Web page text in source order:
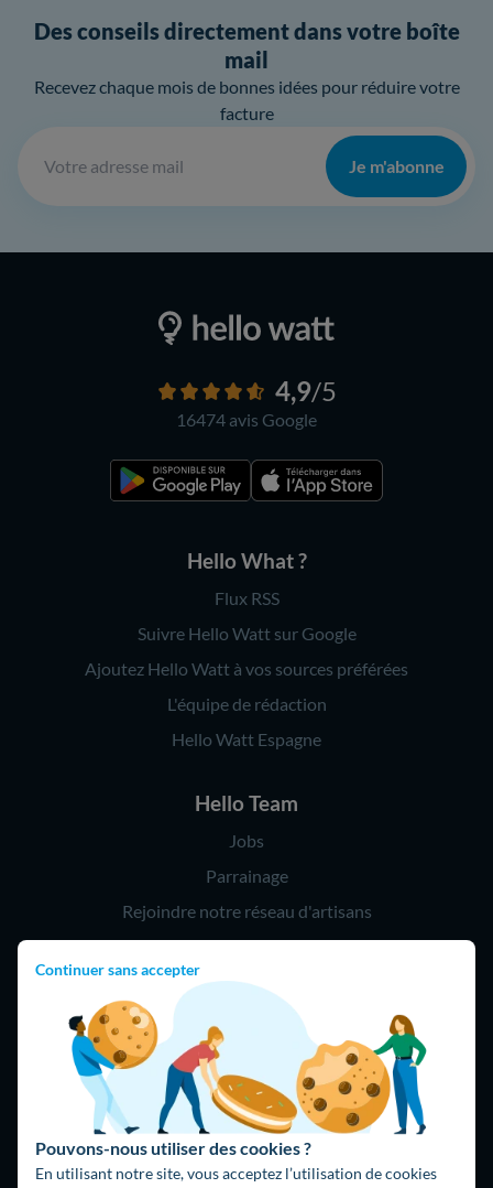
Continuer sans accepter
Pouvons-nous utiliser des cookies ?
En utilisant notre site, vous acceptez l’utilisation de cookies
Des conseils directement dans votre boîte
mail
Recevez chaque mois de bonnes idées pour réduire votre
facture
Je m'abonne
4,9/5
16474 avis Google
Hello What ?
Flux RSS
Suivre Hello Watt sur Google
Ajoutez Hello Watt à vos sources préférées
L'équipe de rédaction
Hello Watt Espagne
Hello Team
Jobs
Parrainage
Rejoindre notre réseau d'artisans
Hello !
09 75 18 60 60
(8h-21h)
75018 Paris